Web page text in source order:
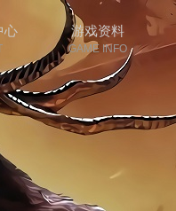
心 游戏资料
GAME INFO